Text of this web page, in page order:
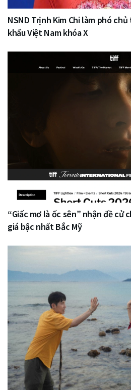
NSND Trịnh Kim Chi làm phó
khấu Việt Nam khóa X
“Giấc mơ là ốc sên” nhận đề cử
giá bậc nhất Bắc Mỹ